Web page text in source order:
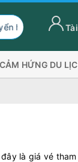
Trăng
CẢM HỨNG DU
là giá vé